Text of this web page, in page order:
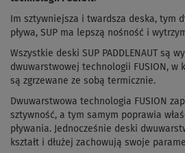
Im sztywniejsza i twardsza deska, tym
pływa, SUP ma lepszą nośność i
Wszystkie deski SUP PADDLENAUT są
dwuwarstwowej technologii FUSION, w
są zgrzewane ze sobą termicznie.
Dwuwarstwowa technologia FUSION
sztywność, a tym samym poprawia
pływania. Jednocześnie deski
kształt i dłużej zachowują swoje